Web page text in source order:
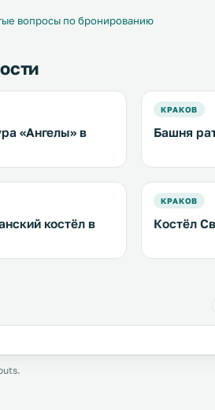
вопросы по бронированию
«Ангелы» в
КРАКОВ
Башня
костёл в
КРАКОВ
Костёл